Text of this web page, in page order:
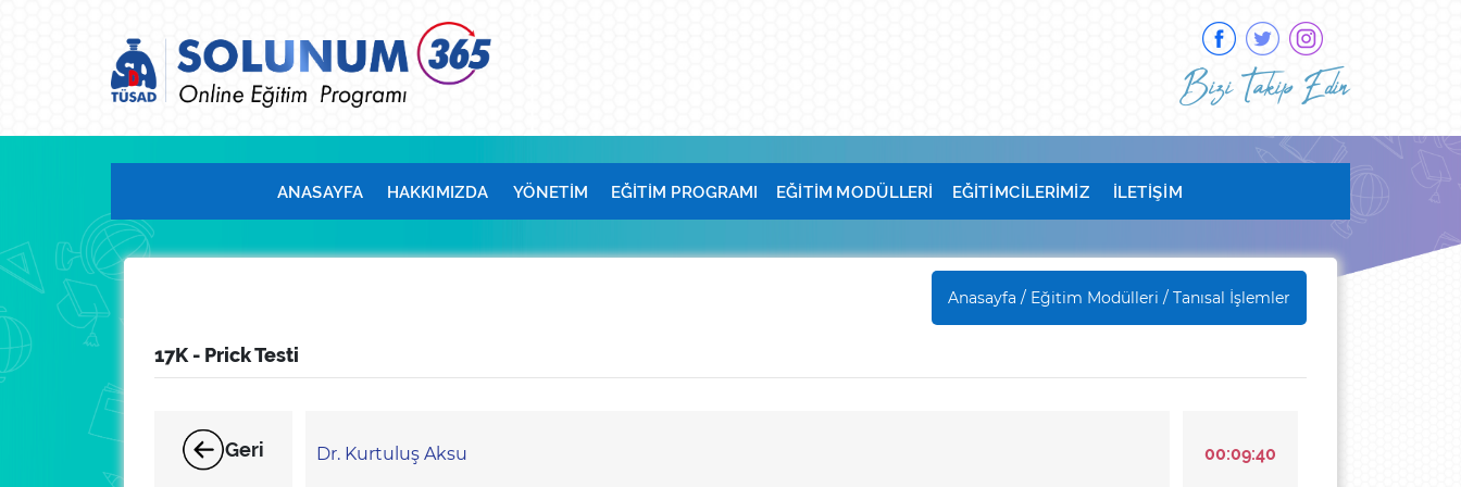
Bizi Takip Edin
ANASAYFA HAKKIMIZDA YÖNETİM EĞİTİM PROGRAMI EĞİTİM MODÜLLERİ EĞİTİMCİLERİMİZ İLETİŞİM
Anasayfa / Eğitim Modülleri / Tanısal İşlemler
17K - Prick Testi
Geri Dr. Kurtuluş Aksu 00:09:40